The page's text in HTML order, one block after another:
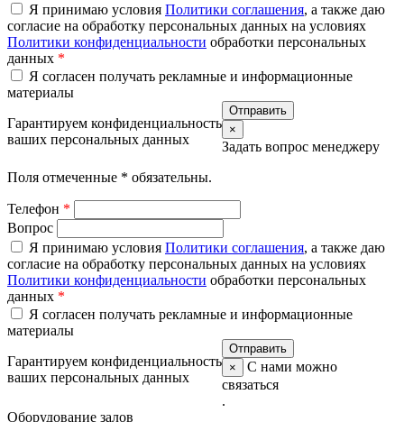
Я принимаю условия Политики соглашения, а также даю
согласие на обработку персональных данных на условиях
Политики конфиденциальности обработки персональных
данных *
Я согласен получать рекламные и информационные
материалы
Гарантируем конфиденциальность
ваших персональных данных
×
Задать вопрос менеджеру
Поля отмеченные * обязательны.
Телефон *
Вопрос
Я принимаю условия Политики соглашения, а также даю
согласие на обработку персональных данных на условиях
Политики конфиденциальности обработки персональных
данных *
Я согласен получать рекламные и информационные
материалы
Гарантируем конфиденциальность
ваших персональных данных
×
С нами можно
связаться
.
Оборудование залов